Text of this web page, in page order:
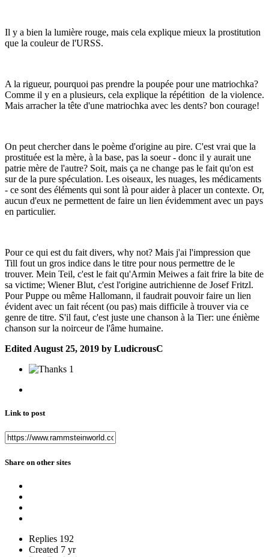
Il y a bien la lumière rouge, mais cela explique mieux la prostitution
que la couleur de l'URSS.
A la rigueur, pourquoi pas prendre la poupée pour une matriochka?
Comme il y en a plusieurs, cela explique la répétition de la violence.
Mais arracher la tête d'une matriochka avec les dents? bon courage!
On peut chercher dans le poème d'origine au pire. C'est vrai que la
prostituée est la mère, à la base, pas la soeur - donc il y aurait une
patrie mère de l'autre? Soit, mais ça ne change pas le fait qu'on est
sur de la pure spéculation. Les oiseaux, les nuages, les médicaments
- ce sont des éléments qui sont là pour aider à placer un contexte. Or,
aucun d'eux ne permettent de faire un lien évidemment avec un pays
en particulier.
Pour ce qui est du fait divers, why not? Mais j'ai l'impression que
Till fout un gros indice dans le titre pour nous permettre de le
trouver. Mein Teil, c'est le fait qu'Armin Meiwes a fait frire la bite de
sa victime; Wiener Blut, c'est l'origine autrichienne de Josef Fritzl.
Pour Puppe ou même Hallomann, il faudrait pouvoir faire un lien
évident avec un fait récent (ou pas) mais difficile à trouver via ce
genre de titre. S'il faut, c'est juste une chanson à la Tier: une énième
chanson sur la noirceur de l'âme humaine.
Edited August 25, 2019 by LudicrousC
1
Link to post
Share on other sites
Replies 192
Created 7 yr